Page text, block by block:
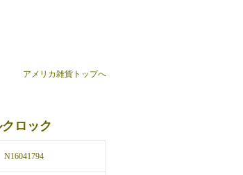
アメリカ雑貨トップへ
ロック
N16041794